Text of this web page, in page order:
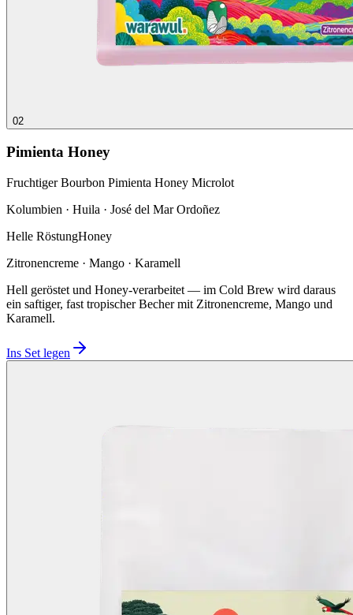
02
Pimienta Honey
Fruchtiger Bourbon Pimienta Honey Microlot
Kolumbien · Huila · José del Mar Ordoñez
Helle RöstungHoney
Zitronencreme · Mango · Karamell
Hell geröstet und Honey-verarbeitet — im Cold Brew wird daraus
ein saftiger, fast tropischer Becher mit Zitronencreme, Mango und
Karamell.
Ins Set legen